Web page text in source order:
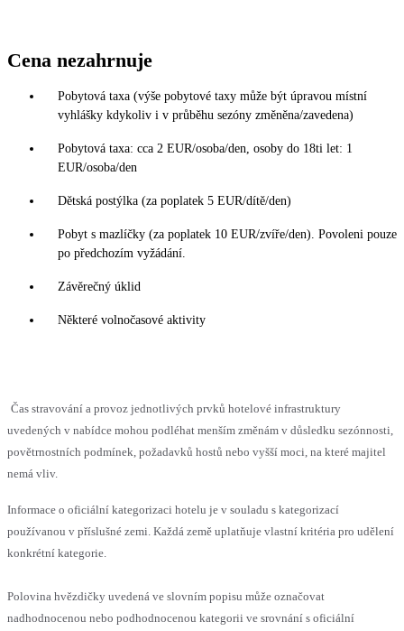
Cena nezahrnuje
Pobytová taxa (výše pobytové taxy může být úpravou místní
vyhlášky kdykoliv i v průběhu sezóny změněna/zavedena)
Pobytová taxa: cca 2 EUR/osoba/den, osoby do 18ti let: 1
EUR/osoba/den
Dětská postýlka (za poplatek 5 EUR/dítě/den)
Pobyt s mazlíčky (za poplatek 10 EUR/zvíře/den). Povoleni pouze
po předchozím vyžádání.
Závěrečný úklid
Některé volnočasové aktivity
Čas stravování a provoz jednotlivých prvků hotelové infrastruktury
uvedených v nabídce mohou podléhat menším změnám v důsledku sezónnosti,
povětrnostních podmínek, požadavků hostů nebo vyšší moci, na které majitel
nemá vliv.
Informace o oficiální kategorizaci hotelu je v souladu s kategorizací
používanou v příslušné zemi. Každá země uplatňuje vlastní kritéria pro udělení
konkrétní kategorie.
Polovina hvězdičky uvedená ve slovním popisu může označovat
nadhodnocenou nebo podhodnocenou kategorii ve srovnání s oficiální